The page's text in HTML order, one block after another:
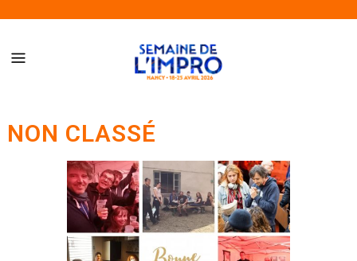
NON CLASSÉ